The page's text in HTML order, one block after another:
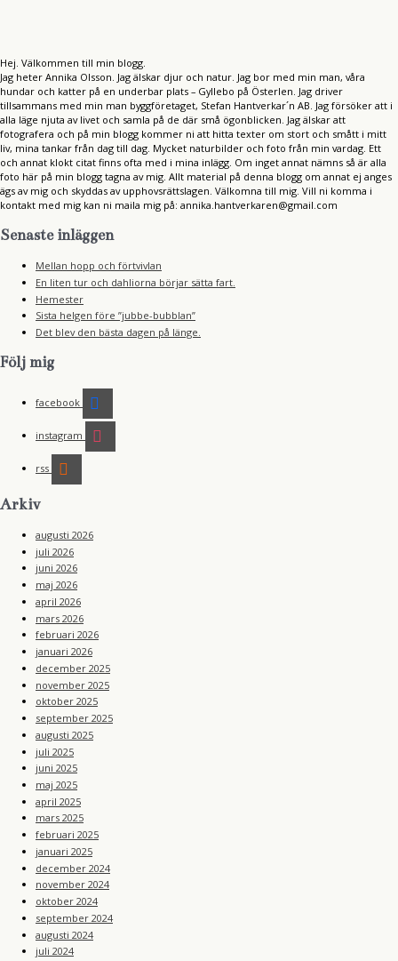
Hej. Välkommen till min blogg.
Jag heter Annika Olsson. Jag älskar djur och natur. Jag bor med min man, våra
hundar och katter på en underbar plats – Gyllebo på Österlen. Jag driver
tillsammans med min man byggföretaget, Stefan Hantverkar´n AB. Jag försöker att i
alla läge njuta av livet och samla på de där små ögonblicken. Jag älskar att
fotografera och på min blogg kommer ni att hitta texter om stort och smått i mitt
liv, mina tankar från dag till dag. Mycket naturbilder och foto från min vardag. Ett
och annat klokt citat finns ofta med i mina inlägg. Om inget annat nämns så är alla
foto här på min blogg tagna av mig. Allt material på denna blogg om annat ej anges
ägs av mig och skyddas av upphovsrättslagen. Välkomna till mig. Vill ni komma i
kontakt med mig kan ni maila mig på: annika.hantverkaren@gmail.com
Senaste inläggen
Mellan hopp och förtvivlan
En liten tur och dahliorna börjar sätta fart.
Hemester
Sista helgen före ”jubbe-bubblan”
Det blev den bästa dagen på länge.
Följ mig
facebook
instagram
rss
Arkiv
augusti 2026
juli 2026
juni 2026
maj 2026
april 2026
mars 2026
februari 2026
januari 2026
december 2025
november 2025
oktober 2025
september 2025
augusti 2025
juli 2025
juni 2025
maj 2025
april 2025
mars 2025
februari 2025
januari 2025
december 2024
november 2024
oktober 2024
september 2024
augusti 2024
juli 2024